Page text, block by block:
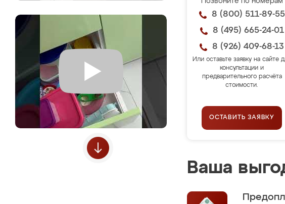
8 (800) 511-89-55
8 (495) 665-24-01
8 (926) 409-68-13
Или оставьте заявку на сайте
консультации и
предварительного расчёта
стоимости.
ОСТАВИТЬ ЗАЯВКУ
Ваша